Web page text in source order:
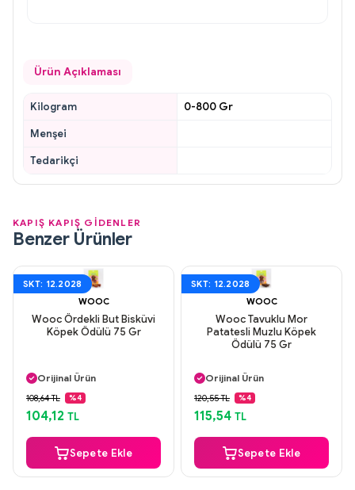
Ürün Açıklaması
Kilogram
0-800 Gr
Menşei
Tedarikçi
KAPIŞ KAPIŞ GİDENLER
Benzer Ürünler
SKT: 12.2028
WOOC
Wooc Ördekli But Bisküvi
Köpek Ödülü 75 Gr
Orijinal Ürün
Güvenli Ödeme
Aynı Gün Kargo
108,64 TL %4
104,12 TL
Sepete Ekle
SKT: 12.2028
WOOC
Wooc Tavuklu Mor
Patatesli Muzlu Köpek
Ödülü 75 Gr
Orijinal Ürün
Güvenli Ödeme
Aynı Gün Kargo
120,55 TL %4
115,54 TL
Sepete Ekle